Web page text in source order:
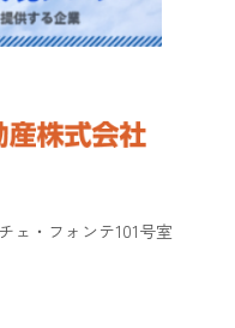
ェ・フォンテ101号室